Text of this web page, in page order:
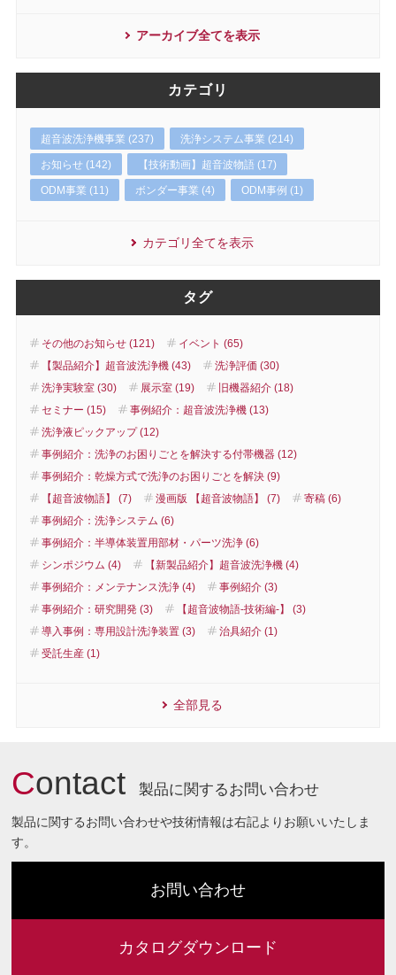
アーカイブ全てを表示
カテゴリ
超音波洗浄機事業 (237) 洗浄システム事業 (214)
お知らせ (142) 【技術動画】超音波物語 (17)
ODM事業 (11) ボンダー事業 (4) ODM事例 (1)
カテゴリ全てを表示
タグ
その他のお知らせ (121)
イベント (65)
【製品紹介】超音波洗浄機 (43)
洗浄評価 (30)
洗浄実験室 (30)
展示室 (19)
旧機器紹介 (18)
セミナー (15)
事例紹介：超音波洗浄機 (13)
洗浄液ピックアップ (12)
事例紹介：洗浄のお困りごとを解決する付帯機器 (12)
事例紹介：乾燥方式で洗浄のお困りごとを解決 (9)
【超音波物語】 (7)
漫画版 【超音波物語】 (7)
寄稿 (6)
事例紹介：洗浄システム (6)
事例紹介：半導体装置用部材・パーツ洗浄 (6)
シンポジウム (4)
【新製品紹介】超音波洗浄機 (4)
事例紹介：メンテナンス洗浄 (4)
事例紹介 (3)
事例紹介：研究開発 (3)
【超音波物語-技術編-】 (3)
導入事例：専用設計洗浄装置 (3)
治具紹介 (1)
受託生産 (1)
全部見る
Contact 製品に関するお問い合わせ
製品に関するお問い合わせや技術情報は右記よりお願いいたしま
す。
お問い合わせ
カタログダウンロード